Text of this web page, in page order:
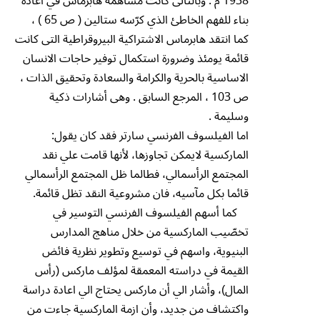
بناء للفهم الخاطئ الذي كرّسه ستالين ( ص 65 ) ،
كما انتقد هابرماس الاشتراكية البيروقراطية التى كانت
قائمة يومئذ وضرورة استكمال توفير حاجات الانسان
الاساسية بالحرية والكرامة والسعادة وتحقيق الذات ،
ص 103 ، المرجع السابق . وهى أشارات ذكية
وسليمة .
اما الفيلسوف الفرنسي سارتر فقد كان يقول:
الماركسية لايمكن تجاوزها، لأنها قامت علي نقد
المجتمع الرأسمالي، فطالما ظل المجتمع الرأسمالي
قائما بكل مآسيه، فان مشروعية النقد تظل قائمة.
كما أسهم الفيلسوف الفرنسي التوسير في
تخصّيب الماركسية من خلال مناهج المدارس
البنيوية، واسهم في توسيع وتطوير نظرية فائض
القيمة في دراسته المعمقة لمؤلف ماركس (رأس
المال)، وأشار الي أن ماركس يحتاج الي اعادة دراسة
واكتشاف من جديد، وأن ازمة الماركسية جاءت من